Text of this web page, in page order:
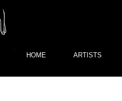
HOME ARTISTS